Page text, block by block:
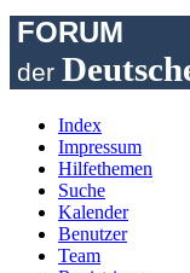
FORUM
der
Index
Impressum
Hilfethemen
Suche
Kalender
Benutzer
Team